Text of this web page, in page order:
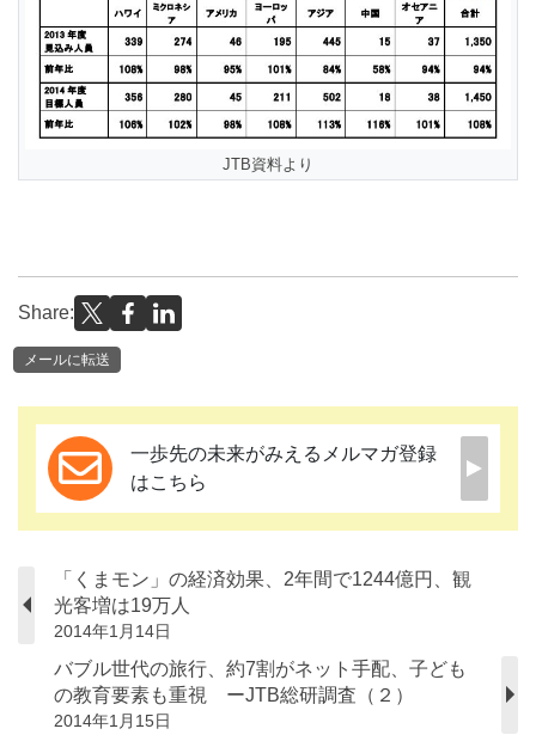
JTB資料より
Share:
メールに転送
一歩先の未来がみえるメルマガ登録
はこちら
「くまモン」の経済効果、2年間で1244億円、観
光客増は19万人
2014年1月14日
バブル世代の旅行、約7割がネット手配、子ども
の教育要素も重視 ーJTB総研調査（２）
2014年1月15日